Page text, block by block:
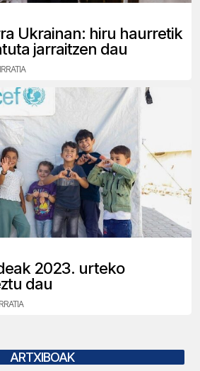
Ukrainan: hiru haurretik
jarraitzen dau
2023. urteko
dau
ARTXIBOAK